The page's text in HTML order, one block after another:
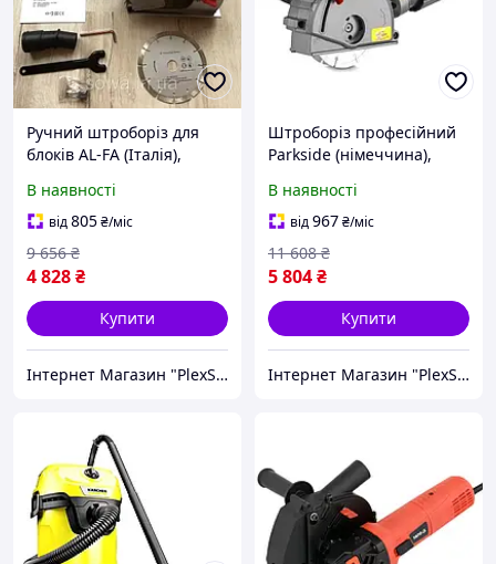
Ручний штроборіз для
блоків AL-FA (Італія),
Штроборіз для монтажу
систем опалення, CQS
В наявності
від805₴/міс
4 828₴
9 656 ₴
Купити
Інтернет Магазин "PlexStore"
Штроборіз професійний
Parkside (німеччина),
електричний, Штроборіз
для газобетону
електричний, CQS
В наявності
від967₴/міс
5 804₴
11 608 ₴
Купити
Інтернет Магазин "PlexStore"